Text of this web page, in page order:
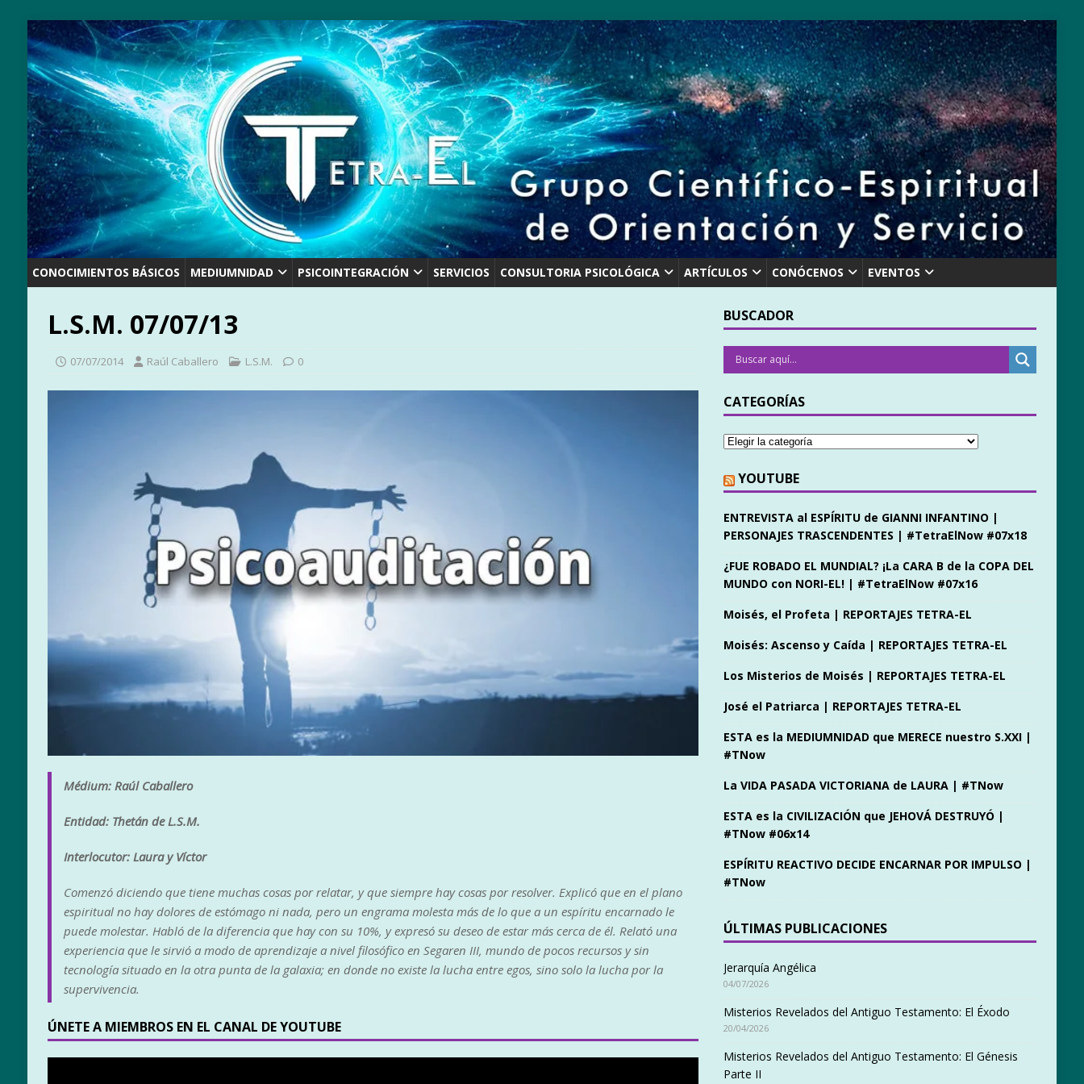
CONOCIMIENTOS BÁSICOS MEDIUMNIDAD PSICOINTEGRACIÓN SERVICIOS CONSULTORIA PSICOLÓGICA ARTÍCULOS CONÓCENOS EVENTOS
L.S.M. 07/07/13
07/07/2014 Raúl Caballero L.S.M. 0
Médium: Raúl Caballero
Entidad: Thetán de L.S.M.
Interlocutor: Laura y Víctor
Comenzó diciendo que tiene muchas cosas por relatar, y que siempre hay cosas por resolver. Explicó que en el plano
espiritual no hay dolores de estómago ni nada, pero un engrama molesta más de lo que a un espíritu encarnado le
puede molestar. Habló de la diferencia que hay con su 10%, y expresó su deseo de estar más cerca de él. Relató una
experiencia que le sirvió a modo de aprendizaje a nivel filosófico en Segaren III, mundo de pocos recursos y sin
tecnología situado en la otra punta de la galaxia; en donde no existe la lucha entre egos, sino solo la lucha por la
supervivencia.
ÚNETE A MIEMBROS EN EL CANAL DE YOUTUBE
BUSCADOR
CATEGORÍAS
YOUTUBE
ENTREVISTA al ESPÍRITU de GIANNI INFANTINO |
PERSONAJES TRASCENDENTES | #TetraElNow #07x18
¿FUE ROBADO EL MUNDIAL? ¡La CARA B de la COPA DEL
MUNDO con NORI-EL! | #TetraElNow #07x16
Moisés, el Profeta | REPORTAJES TETRA-EL
Moisés: Ascenso y Caída | REPORTAJES TETRA-EL
Los Misterios de Moisés | REPORTAJES TETRA-EL
José el Patriarca | REPORTAJES TETRA-EL
ESTA es la MEDIUMNIDAD que MERECE nuestro S.XXI |
#TNow
La VIDA PASADA VICTORIANA de LAURA | #TNow
ESTA es la CIVILIZACIÓN que JEHOVÁ DESTRUYÓ |
#TNow #06x14
ESPÍRITU REACTIVO DECIDE ENCARNAR POR IMPULSO |
#TNow
ÚLTIMAS PUBLICACIONES
Jerarquía Angélica
04/07/2026
Misterios Revelados del Antiguo Testamento: El Éxodo
20/04/2026
Misterios Revelados del Antiguo Testamento: El Génesis
Parte II